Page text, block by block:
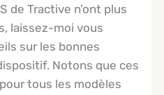
de Tractive n’ont plus
laissez-moi vous
sur les bonnes
Notons que ces
tous les modèles